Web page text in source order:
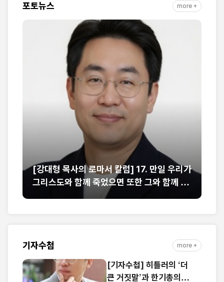
포토뉴스 more +
[강대형 목사의 로마서 칼럼] 17. 만일 우리가
그리스도와 함께 죽었으면 또한 그와 함께 살
줄을 믿노니 (롬 6:8-9)
기자수첩 more +
[기자수첩] 히틀러의 ‘더
큰 거짓말’과 한기총의